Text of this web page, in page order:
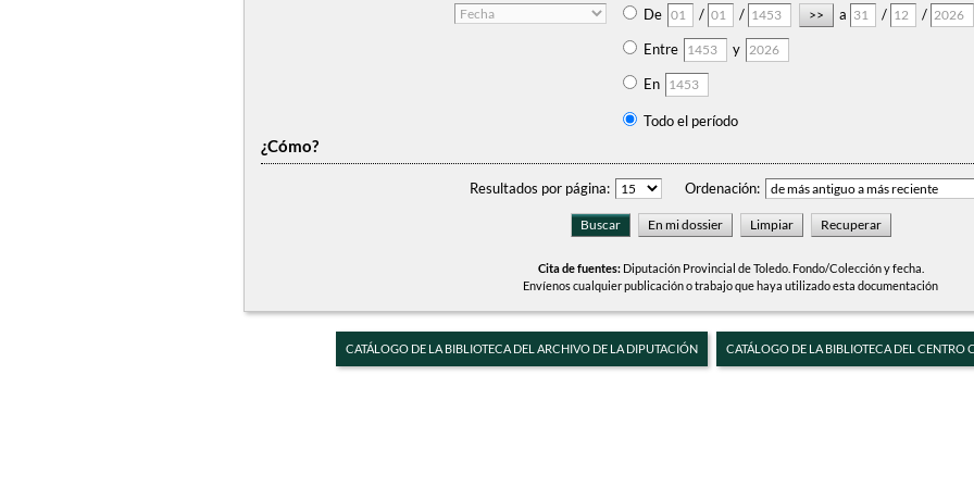
De / / a /
/
Entre
y
En
Todo el período
¿Cómo?
Resultados por página: Ordenación:
Cita de fuentes:Diputación Provincial de Toledo. Fondo/Colección y fecha.
Envíenos cualquier publicación o trabajo que haya utilizado esta documentación
CATÁLOGO DE LA BIBLIOTECA DEL ARCHIVO DE LA DIPUTACIÓN CATÁLOGO DE LA BIBLIOTECA DEL CENTRO